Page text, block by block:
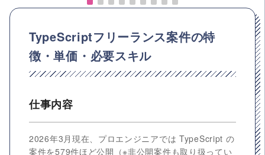
TypeScriptフリーランス案件の特
徴・単価・必要スキル
仕事内容
2026年3月現在、プロエンジニアでは TypeScript の
案件を579件ほど公開（※非公開案件も取り扱ってい